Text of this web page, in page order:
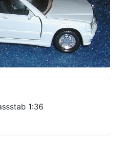
Massstab 1:36